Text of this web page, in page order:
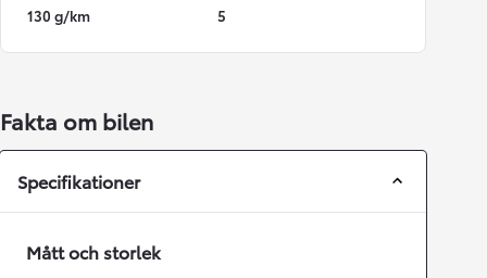
130 g/km
5
Fakta om bilen
Specifikationer
Mått och storlek